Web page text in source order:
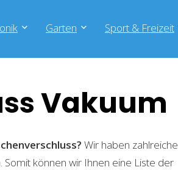
Garten Sport & Freizeit
Vakuum
Wir haben zahlreiche
können wir Ihnen eine Liste der